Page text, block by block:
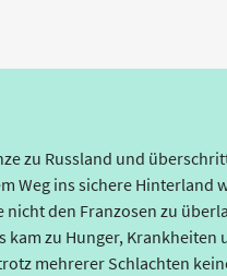
zu Russland und
Weg ins sichere Hinterland
den Franzosen zu
kam zu Hunger, Krankheiten
mehrerer Schlachten